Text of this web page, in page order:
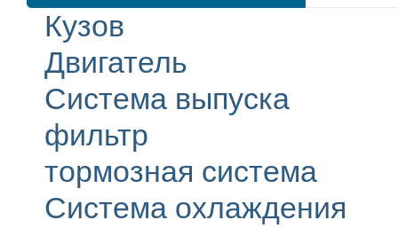
Кузов
Двигатель
Система выпуска
фильтр
тормозная система
Система охлаждения